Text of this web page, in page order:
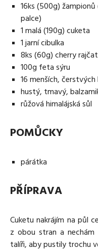
16ks (500g)
palce)
1 malá (190g) cuketa
1 jarní cibulka
8ks (60g) cherry rajčat
100g feta sýru
16 menších,
hustý, tmavý,
růžová himalájská sůl
POMŮCKY
párátka
PŘÍPRAVA
Cuketu nakrájím na půl
z obou stran a
talíři, aby pustily trochu